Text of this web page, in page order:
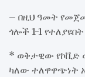
– በዚህ ዓመት
ጎሎች 1-1
* ወቅታዊው የኮቪድ
ካለው ተለዋዋጭነት